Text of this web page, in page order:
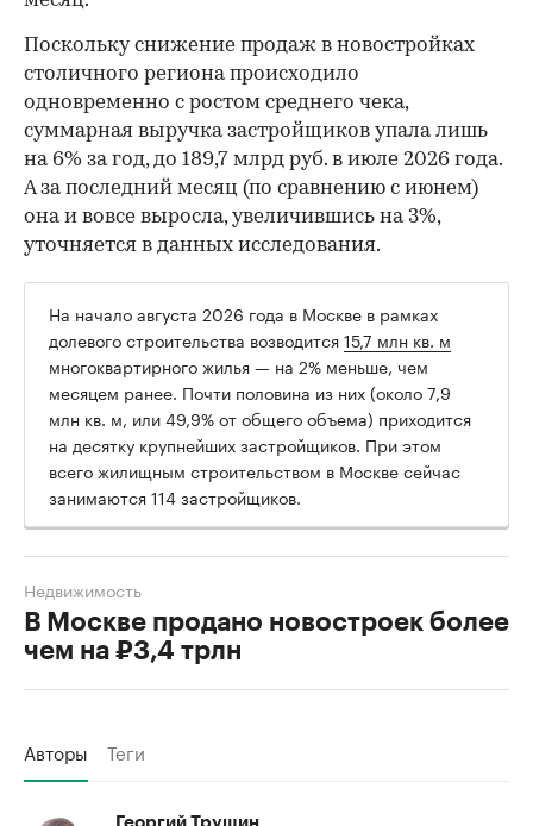
Поскольку снижение продаж в новостройках
столичного региона происходило
одновременно с ростом среднего чека,
суммарная выручка застройщиков упала лишь
на 6% за год, до 189,7 млрд руб. в июле 2026 года.
А за последний месяц (по сравнению с июнем)
она и вовсе выросла, увеличившись на 3%,
уточняется в данных исследования.
На начало августа 2026 года в Москве в рамках
долевого строительства возводится15,7 млн кв. м
многоквартирного жилья — на 2% меньше, чем
месяцем ранее. Почти половина из них (около 7,9
млн кв. м, или 49,9% от общего объема) приходится
на десятку крупнейших застройщиков. При этом
всего жилищным строительством в Москве сейчас
занимаются 114 застройщиков.
В Москве продано новостроек более
чем на ₽3,4 трлн
Недвижимость
Авторы Теги